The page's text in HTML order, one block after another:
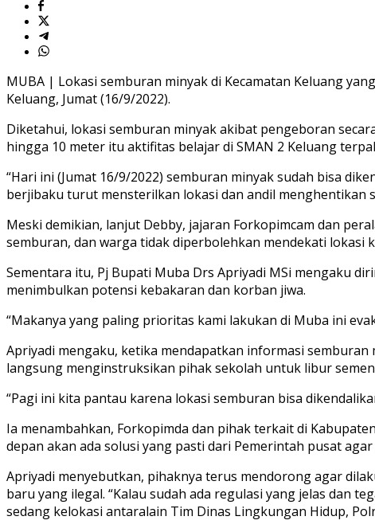
MUBA | Lokasi semburan minyak di Kecamatan Keluang
Keluang, Jumat (16/9/2022).
Diketahui, lokasi semburan minyak akibat pengeboran
hingga 10 meter itu aktifitas belajar di SMAN 2 Keluang
“Hari ini (Jumat 16/9/2022) semburan minyak sudah bisa
berjibaku turut mensterilkan lokasi dan andil menghentikan
Meski demikian, lanjut Debby, jajaran Forkopimcam dan
semburan, dan warga tidak diperbolehkan mendekati lokasi
Sementara itu, Pj Bupati Muba Drs Apriyadi MSi mengaku
menimbulkan potensi kebakaran dan korban jiwa.
“Makanya yang paling prioritas kami lakukan di Muba ini
Apriyadi mengaku, ketika mendapatkan informasi
langsung menginstruksikan pihak sekolah untuk libur
“Pagi ini kita pantau karena lokasi semburan bisa
Ia menambahkan, Forkopimda dan pihak terkait di
depan akan ada solusi yang pasti dari Pemerintah pusat
Apriyadi menyebutkan, pihaknya terus mendorong agar
baru yang ilegal. “Kalau sudah ada regulasi yang jelas dan
sedang kelokasi antaralain Tim Dinas Lingkungan Hidup,